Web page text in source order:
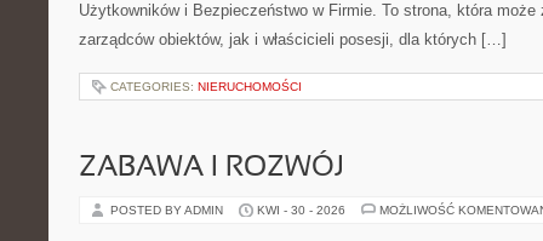
Użytkowników i Bezpieczeństwo w Firmie. To strona, która może
zarządców obiektów, jak i właścicieli posesji, dla których […]
CATEGORIES: NIERUCHOMOŚCI
ZABAWA I ROZWÓJ
POSTED BY ADMIN KWI - 30 - 2026 MOŻLIWOŚĆ